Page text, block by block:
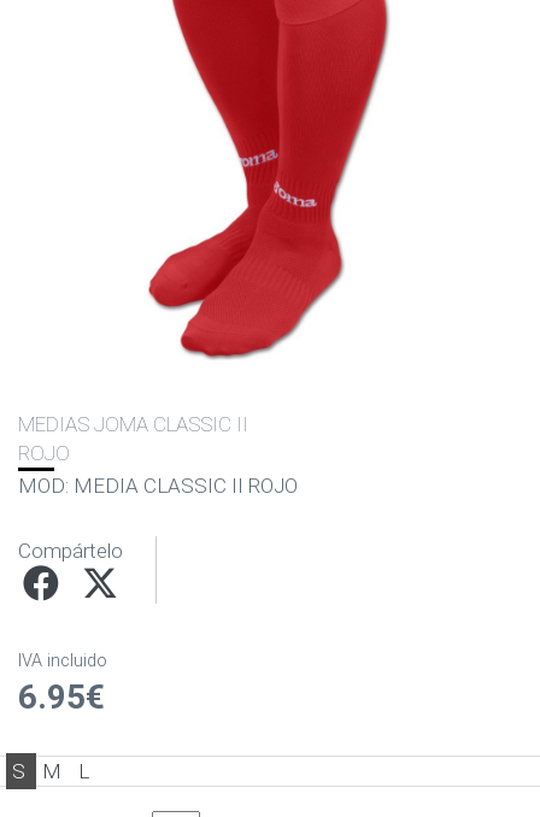
MEDIAS JOMA CLASSIC II
ROJO
MOD: MEDIA CLASSIC II ROJO
Compártelo
IVA incluido
6.95€
S M L